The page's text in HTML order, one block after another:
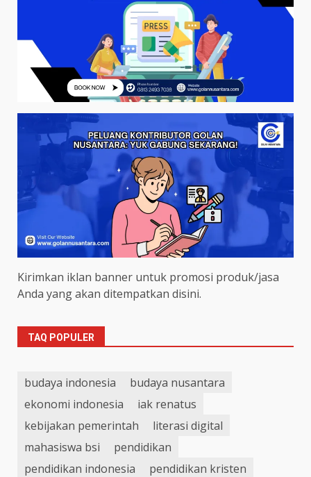
Kirimkan iklan banner untuk promosi produk/jasa
Anda yang akan ditempatkan disini.
TAQ POPULER
budaya indonesia
budaya nusantara
ekonomi indonesia
iak renatus
kebijakan pemerintah
literasi digital
mahasiswa bsi
pendidikan
pendidikan indonesia
pendidikan kristen